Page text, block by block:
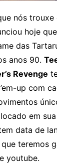
nós trouxe
hoje
das
anos 90.
Revenge
up com
em
data de
teremos
youtube.